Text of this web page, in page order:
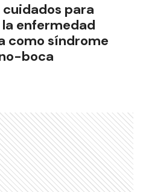
cuidados para
enfermedad
como síndrome
boca